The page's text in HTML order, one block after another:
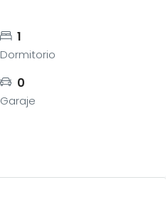
1
Dormitorio
0
Garaje